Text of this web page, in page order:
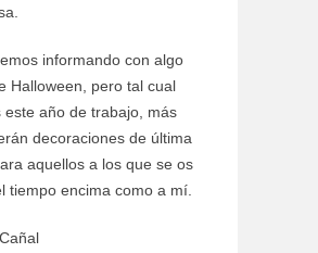
informando con algo
Halloween, pero tal cual
este año de trabajo, más
decoraciones de última
aquellos a los que se os
tiempo encima como a mí.